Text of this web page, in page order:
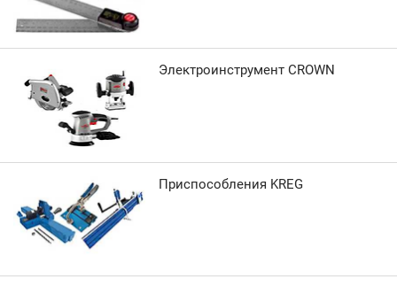
Электроинструмент CROWN
Приспособления KREG